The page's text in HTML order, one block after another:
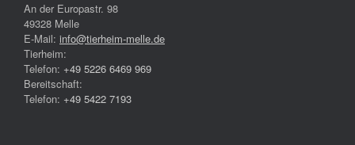
An der Europastr. 98
49328 Melle
E-Mail: info@tierheim-melle.de
Tierheim:
Telefon: +49 5226 6469 969
Bereitschaft:
Telefon: +49 5422 7193